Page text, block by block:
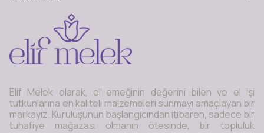
Elif Melek olarak, el emeğinin değerini bilen ve el işi
tutkunlarına en kaliteli malzemeleri sunmayı amaçlayan bir
markayız. Kuruluşunun başlangıcından itibaren, sadece bir
tuhafiye mağazası olmanın ötesinde, bir topluluk